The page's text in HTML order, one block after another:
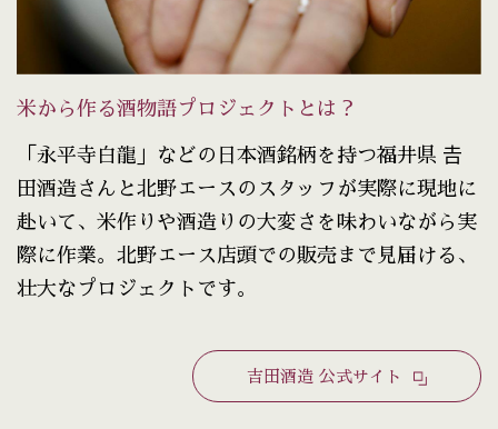
米から作る酒物語プロジェクトとは？
「永平寺白龍」などの日本酒銘柄を持つ福井県 𠮷
田酒造さんと北野エースのスタッフが実際に現地に
赴いて、米作りや酒造りの大変さを味わいながら実
際に作業。北野エース店頭での販売まで見届ける、
壮大なプロジェクトです。
吉田酒造 公式サイト